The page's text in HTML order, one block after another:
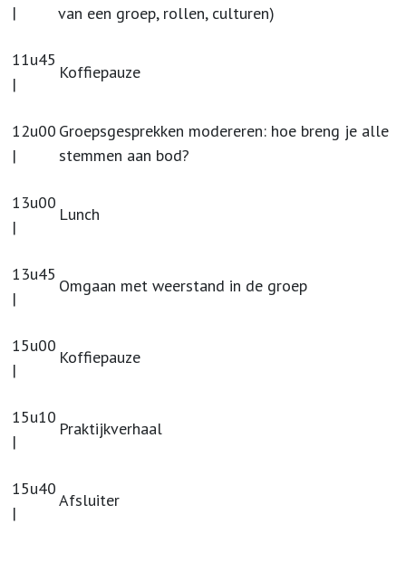
|
van een groep, rollen, culturen)
11u45
|
Koffiepauze
12u00
|
Groepsgesprekken modereren: hoe breng je alle
stemmen aan bod?
13u00
|
Lunch
13u45
|
Omgaan met weerstand in de groep
15u00
|
Koffiepauze
15u10
|
Praktijkverhaal
15u40
|
Afsluiter